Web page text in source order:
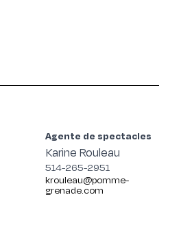
Agente de spectacles
Karine Rouleau
514-265-2951
krouleau@pomme-
grenade.com